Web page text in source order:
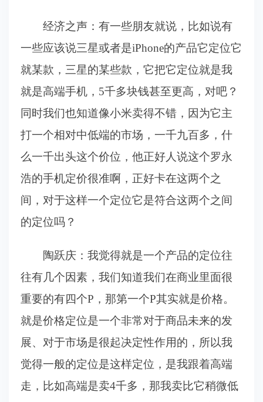
经济之声：有一些朋友就说，比如说有
一些应该说三星或者是iPhone的产品它定位它
就某款，三星的某些款，它把它定位就是我
就是高端手机，5千多块钱甚至更高，对吧？
同时我们也知道像小米卖得不错，因为它主
打一个相对中低端的市场，一千九百多，什
么一千出头这个价位，他正好人说这个罗永
浩的手机定价很准啊，正好卡在这两个之
间，对于这样一个定位它是符合这两个之间
的定位吗？
陶跃庆：我觉得就是一个产品的定位往
往有几个因素，我们知道我们在商业里面很
重要的有四个P，那第一个P其实就是价格。
就是价格定位是一个非常对于商品未来的发
展、对于市场是很起决定性作用的，所以我
觉得一般的定位是这样定位，是我跟着高端
走，比如高端是卖4千多，那我卖比它稍微低